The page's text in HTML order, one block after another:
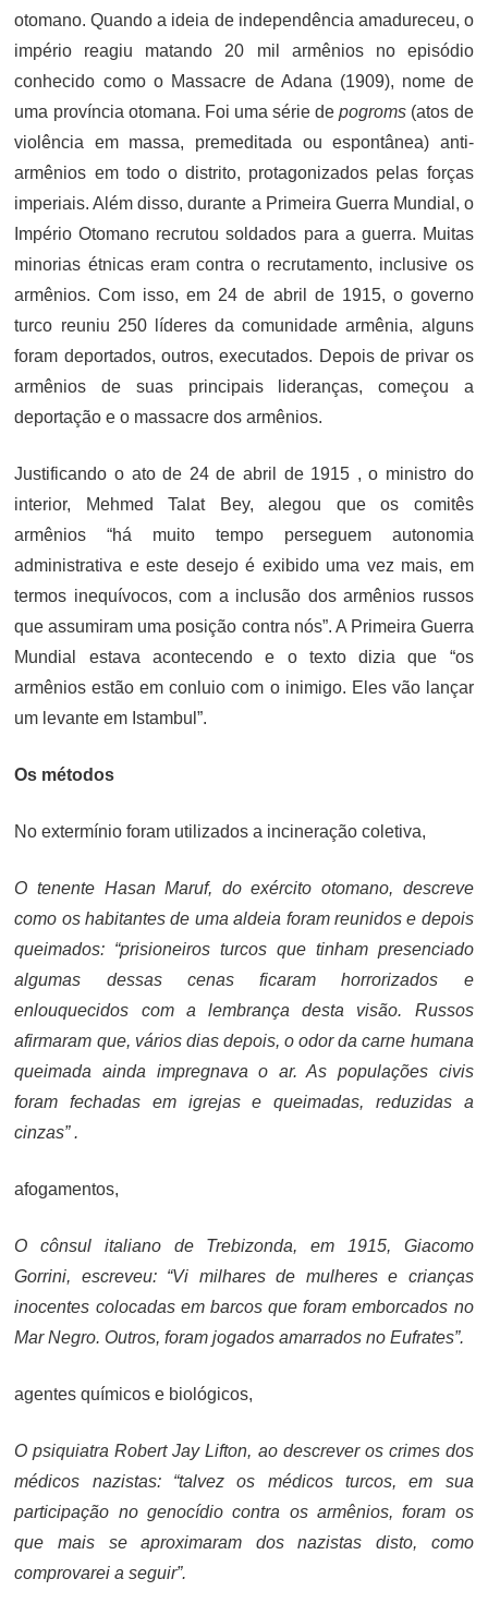
otomano. Quando a ideia de independência amadureceu, o
império reagiu matando 20 mil armênios no episódio
conhecido como o Massacre de Adana (1909), nome de
uma província otomana. Foi uma série depogroms (atos de
violência em massa, premeditada ou espontânea) anti-
armênios em todo o distrito, protagonizados pelas forças
imperiais. Além disso, durante a Primeira Guerra Mundial, o
Império Otomano recrutou soldados para a guerra. Muitas
minorias étnicas eram contra o recrutamento, inclusive os
armênios. Com isso, em 24 de abril de 1915, o governo
turco reuniu 250 líderes da comunidade armênia, alguns
foram deportados, outros, executados. Depois de privar os
armênios de suas principais lideranças, começou a
deportação e o massacre dos armênios.
Justificando o ato de 24 de abril de 1915 , o ministro do
interior, Mehmed Talat Bey, alegou que os comitês
armênios “há muito tempo perseguem autonomia
administrativa e este desejo é exibido uma vez mais, em
termos inequívocos, com a inclusão dos armênios russos
que assumiram uma posição contra nós”. A Primeira Guerra
Mundial estava acontecendo e o texto dizia que “os
armênios estão em conluio com o inimigo. Eles vão lançar
um levante em Istambul”.
Os métodos
No extermínio foram utilizados a incineração coletiva,
O tenente Hasan Maruf, do exército otomano, descreve
como os habitantes de uma aldeia foram reunidos e depois
queimados: “prisioneiros turcos que tinham presenciado
algumas dessas cenas ficaram horrorizados e
enlouquecidos com a lembrança desta visão. Russos
afirmaram que, vários dias depois, o odor da carne humana
queimada ainda impregnava o ar. As populações civis
foram fechadas em igrejas e queimadas, reduzidas a
cinzas” .
afogamentos,
O cônsul italiano de Trebizonda, em 1915, Giacomo
Gorrini, escreveu: “Vi milhares de mulheres e crianças
inocentes colocadas em barcos que foram emborcados no
Mar Negro. Outros, foram jogados amarrados no Eufrates”.
agentes químicos e biológicos,
O psiquiatra Robert Jay Lifton, ao descrever os crimes dos
médicos nazistas: “talvez os médicos turcos, em sua
participação no genocídio contra os armênios, foram os
que mais se aproximaram dos nazistas disto, como
comprovarei a seguir”.